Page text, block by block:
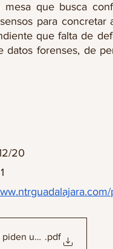
que busca
para
que falta de
datos forenses, de
20
una fiscalía
.pdf